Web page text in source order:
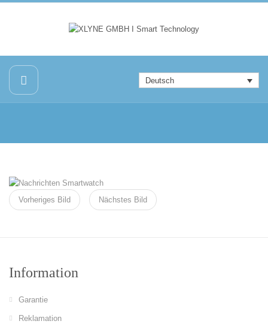
Deutsch
Vorheriges Bild Nächstes Bild
Information
Garantie
Reklamation